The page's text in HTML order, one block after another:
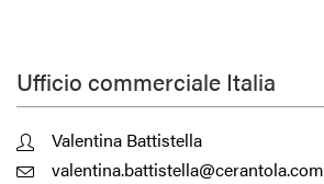
Ufficio commerciale Italia
Valentina Battistella
valentina.battistella@cerantola.com